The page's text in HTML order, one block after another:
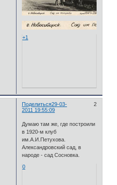
+1
Поделиться 2
29-03-
2011 19:55:09
Думаю там же, где построили
в 1920-м клуб
им.А.И.Петухова.
Александровский сад, в
народе - сад Сосновка.
0